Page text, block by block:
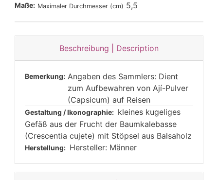
Maße: Maximaler Durchmesser (cm) 5,5
Beschreibung | Description
Bemerkung: Angaben des Sammlers: Dient
zum Aufbewahren von Ají-Pulver
(Capsicum) auf Reisen
Gestaltung / Ikonographie: kleines kugeliges
Gefäß aus der Frucht der Baumkalebasse
(Crescentia cujete) mit Stöpsel aus Balsaholz
Herstellung: Hersteller: Männer